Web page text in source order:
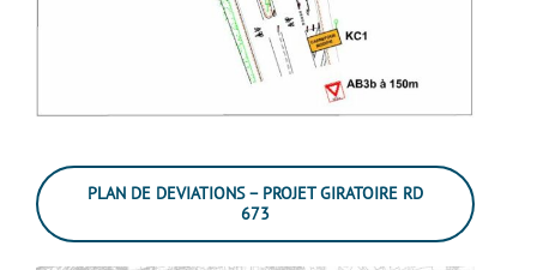
PLAN DE DEVIATIONS – PROJET GIRATOIRE RD
673